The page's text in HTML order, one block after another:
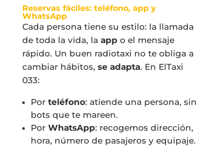
Reservas fáciles: teléfono, app y
WhatsApp
Cada persona tiene su estilo: la llamada
de toda la vida, la appo el mensaje
rápido. Un buen radiotaxi no te obliga a
cambiar hábitos, se adapta. En ElTaxi
033:
Por teléfono: atiende una persona, sin
bots que te mareen.
Por WhatsApp: recogemos dirección,
hora, número de pasajeros y equipaje.